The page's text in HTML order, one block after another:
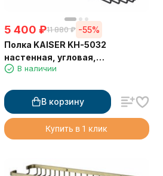
5 400 ₽11 880 ₽ -55%
Полка KAISER KH-5032
настенная, угловая,
215*235*60 мм, черный
В наличии
В корзину
Купить в 1 клик